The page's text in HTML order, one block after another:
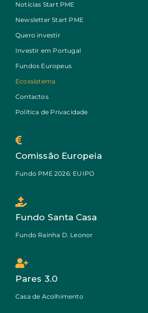
Notícias Start PME
Newsletter Start PME
Quero investir
Investir em Portugal
Fundos Europeus
Ecossistema
Contactos
Política de Privacidade
Comissão Europeia
Fundo PME 2026: EUIPO
Fundo Santa Casa
Fundo Rainha D. Leonor
Pares 3.0
Casa de Acolhimento